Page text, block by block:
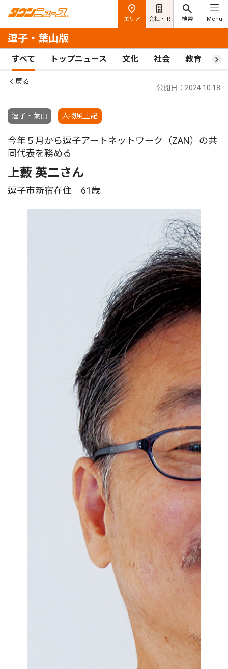
エリア 会社・IR 検索 Menu
逗子・葉山版
すべて トップニュース 文化 社会 教育 ス
戻る
逗子・葉山 人物風土記
公開日：2024.10.18
今年５月から逗子アートネットワーク（ZAN）の共
同代表を務める
上藪 英二さん
逗子市新宿在住 61歳